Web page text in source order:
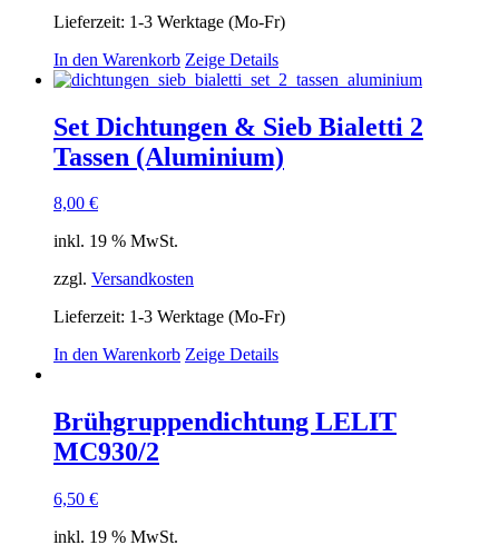
Lieferzeit: 1-3 Werktage (Mo-Fr)
In den Warenkorb Zeige Details
Set Dichtungen & Sieb Bialetti 2
Tassen (Aluminium)
8,00 €
inkl. 19 % MwSt.
zzgl. Versandkosten
Lieferzeit: 1-3 Werktage (Mo-Fr)
In den Warenkorb Zeige Details
Brühgruppendichtung LELIT
MC930/2
6,50 €
inkl. 19 % MwSt.